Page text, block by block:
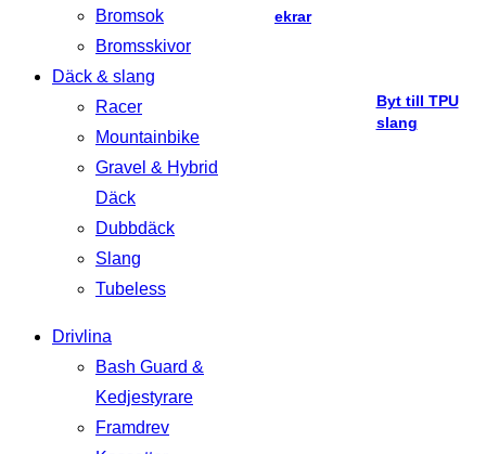
Bromsok
Bromsskivor
Däck & slang
Racer
Mountainbike
Gravel & Hybrid
Däck
Dubbdäck
Slang
Tubeless
Drivlina
Bash Guard &
Kedjestyrare
Framdrev
ekrar
Byt till TPU
slang